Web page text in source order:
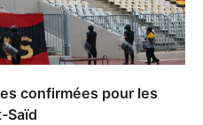
confirmées pour les
Saïd